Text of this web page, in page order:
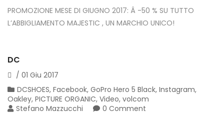
PROMOZIONE MESE DI GIUGNO 2017: Â -50 % SU TUTTO
L’ABBIGLIAMENTO MAJESTIC , UN MARCHIO UNICO!
DC
/ 01 Giu 2017
DCSHOES, Facebook, GoPro Hero 5 Black, Instagram,
Oakley, PICTURE ORGANIC, Video, volcom
Stefano Mazzucchi
0 Comment